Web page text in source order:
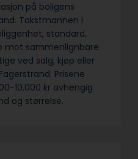
på boligens
Takstmannen i
standard,
mot sammenlignbare
ved salg, kjøp eller
Prisene
10.000 kr avhengig
og størrelse.